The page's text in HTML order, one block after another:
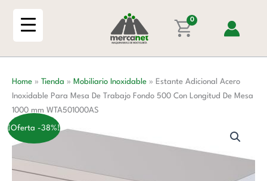
0
Home » Tienda » Mobiliario Inoxidable » Estante Adicional Acero
Inoxidable Para Mesa De Trabajo Fondo 500 Con Longitud De Mesa
1000 mm WTA501000AS
¡Oferta -38%!
Para
Mesa
De
Fondo
500
Con
Longitud
De
1000